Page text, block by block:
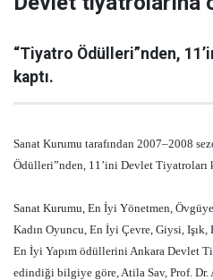
“Tiyatro Ödülleri”nden,
kaptı.
Sanat Kurumu tarafından 2007–2008
Ödülleri”nden, 11’ini Devlet Tiyatroları
Sanat Kurumu, En İyi Yönetmen,
Kadın Oyuncu, En İyi Çevre, Giysi, Işık,
En İyi Yapım ödüllerini Ankara Devlet
edindiği bilgiye göre, Atila Sav, Prof. Dr.